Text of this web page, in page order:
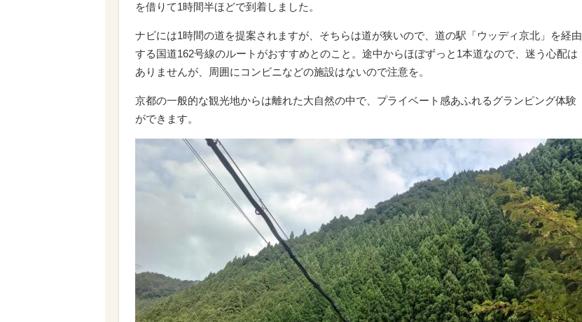
を借りて1時間半ほどで到着しました。
ナビには1時間の道を提案されますが、そちらは道が狭いので、道の駅「ウッディ京北」を経由
する国道162号線のルートがおすすめとのこと。途中からほぼずっと1本道なので、迷う心配は
ありませんが、周囲にコンビニなどの施設はないので注意を。
京都の一般的な観光地からは離れた大自然の中で、プライベート感あふれるグランピング体験
ができます。